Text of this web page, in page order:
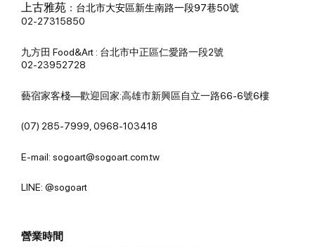
上古雅苑 ： 台北市大安區新生南路一段97巷50號
02-27315850
九方田 Food&Art : 台北市中正區仁愛路一段2號
02-23952728
藝宿家客棧—歡迎回家:高雄市新興區自立一路66-6號6樓
(07) 285-7999, 0968-103418
E-mail: sogoart@sogoart.com.tw
LINE: @sogoart
營業時間